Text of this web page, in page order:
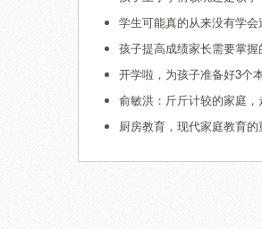
学生可能真的从来没有学会
孩子提高成绩家长需要掌
开学啦，为孩子准备好3个
俞敏洪：斤斤计较的家庭
厨房教育，现代家庭教育